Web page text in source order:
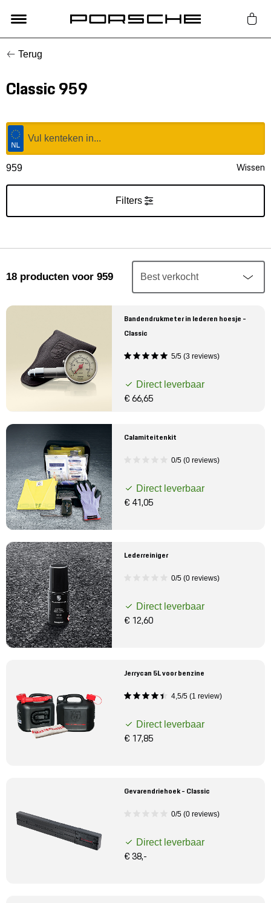
Lifestyle
Auto Accessoires
Classic
Nieuw
Mijn account
Klantenservice
Meer Porsche
Porsche informatie
Terug
Classic 959
959 Wissen
Filters
18 producten voor 959
Bandendrukmeter in lederen hoesje -
Classic
5/5 (3 reviews)
Direct leverbaar
€ 66,65
Calamiteitenkit
0/5 (0 reviews)
Direct leverbaar
€ 41,05
Lederreiniger
0/5 (0 reviews)
Direct leverbaar
€ 12,60
Jerrycan 5L voor benzine
4,5/5 (1 review)
Direct leverbaar
€ 17,85
Gevarendriehoek - Classic
0/5 (0 reviews)
Direct leverbaar
€ 38,-